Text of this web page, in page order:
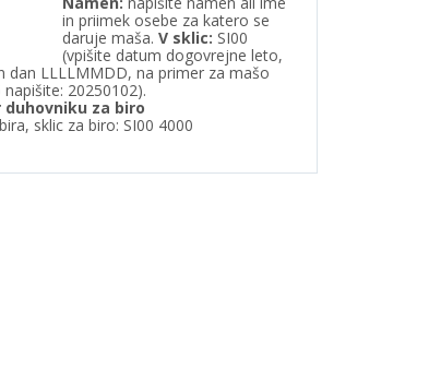
in priimek osebe za katero se
daruje maša. V sklic: SI00
(vpišite datum dogovrejne leto,
dan LLLLMMDD, na primer za mašo
napišite: 20250102).
duhovniku za biro
sklic za biro: SI00 4000